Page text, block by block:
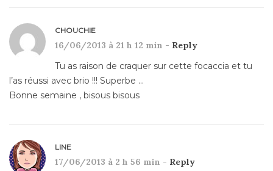
CHOUCHIE
16/06/2013 à 21 h 12 min - Reply
Tu as raison de craquer sur cette focaccia et tu
l’as réussi avec brio !!! Superbe …
Bonne semaine , bisous bisous
LINE
17/06/2013 à 2 h 56 min - Reply